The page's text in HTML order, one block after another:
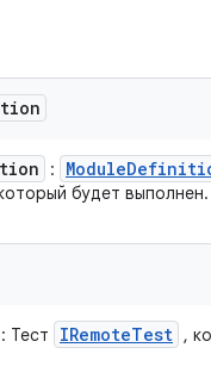
: Module
будет выполнен.
: Тест IRemoteTest ,